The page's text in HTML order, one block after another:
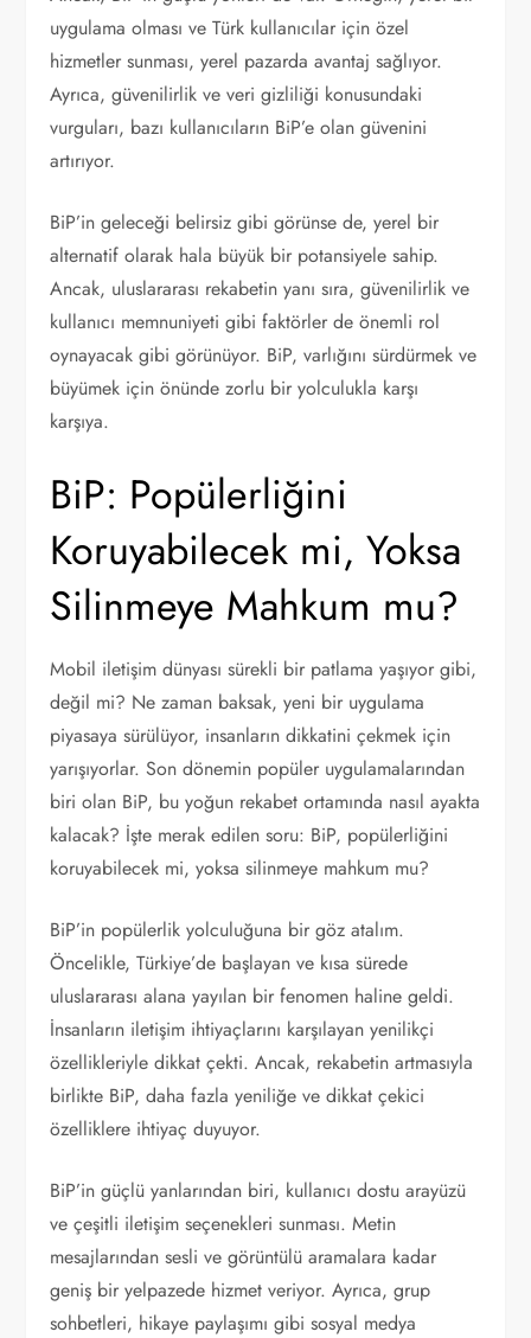
uygulama olması ve Türk kullanıcılar için özel
hizmetler sunması, yerel pazarda avantaj sağlıyor.
Ayrıca, güvenilirlik ve veri gizliliği konusundaki
vurguları, bazı kullanıcıların BiP’e olan güvenini
artırıyor.
BiP’in geleceği belirsiz gibi görünse de, yerel bir
alternatif olarak hala büyük bir potansiyele sahip.
Ancak, uluslararası rekabetin yanı sıra, güvenilirlik ve
kullanıcı memnuniyeti gibi faktörler de önemli rol
oynayacak gibi görünüyor. BiP, varlığını sürdürmek ve
büyümek için önünde zorlu bir yolculukla karşı
karşıya.
BiP: Popülerliğini
Koruyabilecek mi, Yoksa
Silinmeye Mahkum mu?
Mobil iletişim dünyası sürekli bir patlama yaşıyor gibi,
değil mi? Ne zaman baksak, yeni bir uygulama
piyasaya sürülüyor, insanların dikkatini çekmek için
yarışıyorlar. Son dönemin popüler uygulamalarından
biri olan BiP, bu yoğun rekabet ortamında nasıl ayakta
kalacak? İşte merak edilen soru: BiP, popülerliğini
koruyabilecek mi, yoksa silinmeye mahkum mu?
BiP’in popülerlik yolculuğuna bir göz atalım.
Öncelikle, Türkiye’de başlayan ve kısa sürede
uluslararası alana yayılan bir fenomen haline geldi.
İnsanların iletişim ihtiyaçlarını karşılayan yenilikçi
özellikleriyle dikkat çekti. Ancak, rekabetin artmasıyla
birlikte BiP, daha fazla yeniliğe ve dikkat çekici
özelliklere ihtiyaç duyuyor.
BiP’in güçlü yanlarından biri, kullanıcı dostu arayüzü
ve çeşitli iletişim seçenekleri sunması. Metin
mesajlarından sesli ve görüntülü aramalara kadar
geniş bir yelpazede hizmet veriyor. Ayrıca, grup
sohbetleri, hikaye paylaşımı gibi sosyal medya